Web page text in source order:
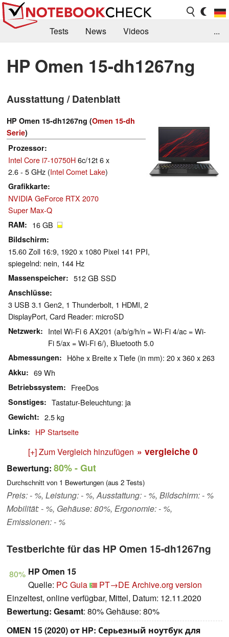
Tests News
Videos
Kaufberatung
Deals Suche
Jobs
Forum
...
HP Omen 15-dh1267ng
Ausstattung / Datenblatt
HP Omen 15-dh1267ng (Omen 15-dh
Serie)
Prozessor
Intel Core i7-10750H6c/12t 6 x
2.6 - 5 GHz (Intel Comet Lake)
Grafikkarte
NVIDIA GeForce RTX 2070
Super Max-Q
RAM 16 GB
Bildschirm
15.60 Zoll 16:9, 1920 x 1080 Pixel 141 PPI,
spiegelnd: nein, 144 Hz
Massenspeicher 512 GB SSD
Anschlüsse
3 USB 3.1 Gen2, 1 Thunderbolt, 1 HDMI, 2
DisplayPort, Card Reader: microSD
Netzwerk
Intel Wi-Fi 6 AX201 (a/b/g/h/n = Wi-Fi 4/ac = Wi-
Fi 5/ax = Wi-Fi 6/), Bluetooth 5.0
Abmessungen Höhe x Breite x Tiefe (in mm): 20 x 360 x 263
Akku 69 Wh
Betriebssystem FreeDos
Sonstiges Tastatur-Beleuchtung: ja
Gewicht 2.5 kg
Links HP Startseite
[+] Zum Vergleich hinzufügen » vergleiche 0
Bewertung: 80%- Gut
Durchschnitt von 1 Bewertungen (aus 2 Tests)
Preis: - %, Leistung: - %, Ausstattung: - %, Bildschirm: - %
Mobilität: - %, Gehäuse: 80%, Ergonomie: - %,
Emissionen: - %
Testberichte für das HP Omen 15-dh1267ng
80% HP Omen 15
Quelle: PC Guia PT→DE Archive.org version
Einzeltest, online verfügbar, Mittel, Datum: 12.11.2020
Bewertung: Gesamt: 80% Gehäuse: 80%
OMEN 15 (2020) от HP: Серьезный ноутбук для